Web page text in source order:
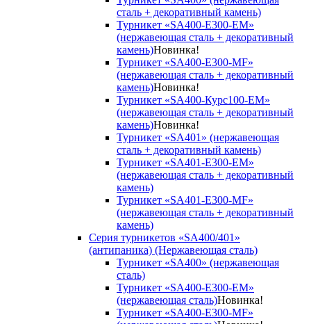
сталь + декоративный камень)
Турникет «SA400-Е300-EM»
(нержавеющая сталь + декоративный
камень)Новинка!
Турникет «SA400-Е300-MF»
(нержавеющая сталь + декоративный
камень)Новинка!
Турникет «SA400-Курс100-EM»
(нержавеющая сталь + декоративный
камень)Новинка!
Турникет «SA401» (нержавеющая
сталь + декоративный камень)
Турникет «SA401-E300-EM»
(нержавеющая сталь + декоративный
камень)
Турникет «SA401-E300-MF»
(нержавеющая сталь + декоративный
камень)
Серия турникетов «SA400/401»
(антипаника) (Нержавеющая сталь)
Турникет «SA400» (нержавеющая
сталь)
Турникет «SA400-Е300-EM»
(нержавеющая сталь)Новинка!
Турникет «SA400-Е300-MF»